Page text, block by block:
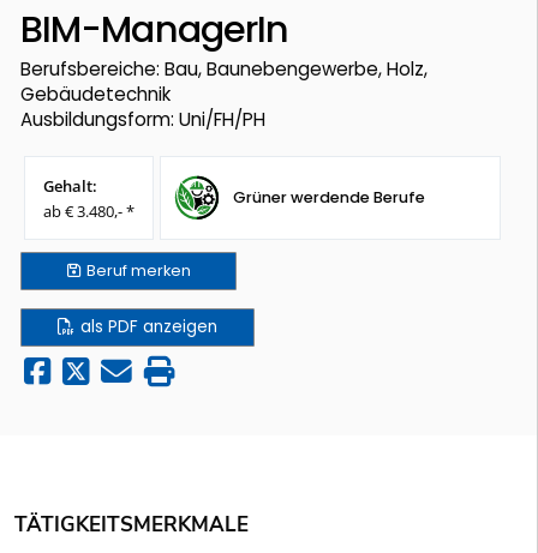
BIM-ManagerIn
Berufsbereiche: Bau, Baunebengewerbe, Holz,
Gebäudetechnik
Ausbildungsform: Uni/FH/PH
Gehalt:
ab € 3.480,- *
Grüner werdende Berufe
Berufmerken
als PDF anzeigen
TÄTIGKEITSMERKMALE